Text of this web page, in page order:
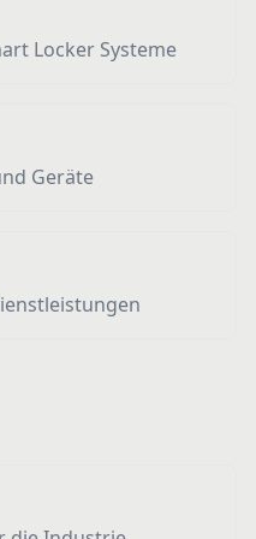
Locker Systeme
Geräte